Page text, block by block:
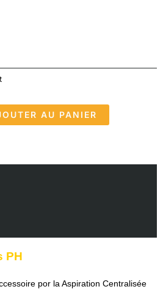
AU PANIER
PH
por la Aspiration Centralisée